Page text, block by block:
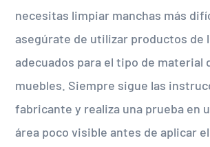
necesitas limpiar manchas más
asegúrate de utilizar productos de
adecuados para el tipo de material
muebles. Siempre sigue las
fabricante y realiza una prueba en
área poco visible antes de aplicar